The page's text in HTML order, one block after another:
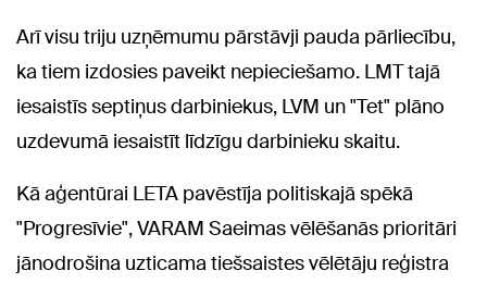
Arī visu triju uzņēmumu pārstāvji pauda pārliecību,
ka tiem izdosies paveikt nepieciešamo. LMT tajā
iesaistīs septiņus darbiniekus, LVM un "Tet" plāno
uzdevumā iesaistīt līdzīgu darbinieku skaitu.
Kā aģentūrai LETA pavēstīja politiskajā spēkā
"Progresīvie", VARAM Saeimas vēlēšanās prioritāri
jānodrošina uzticama tiešsaistes vēlētāju reģistra